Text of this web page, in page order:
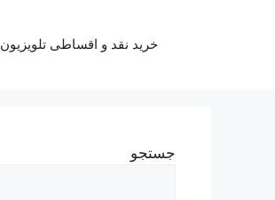
خرید نقد و اقساطی تلویزیون
جستجو